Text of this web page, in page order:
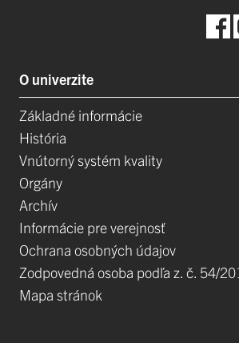
O univerzite
Základné informácie
História
Vnútorný systém kvality
Orgány
Archív
Informácie pre verejnosť
Ochrana osobných údajov
Zodpovedná osoba podľa z. č. 54/
Mapa stránok